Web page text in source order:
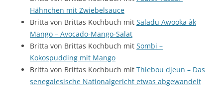
Hähnchen mit Zwiebelsauce
Britta von Brittas Kochbuch mit Saladu Awooka àk
Mango – Avocado-Mango-Salat
Britta von Brittas Kochbuch mit Sombi –
Kokospudding mit Mango
Britta von Brittas Kochbuch mit Thiebou djeun – Das
senegalesische Nationalgericht etwas abgewandelt